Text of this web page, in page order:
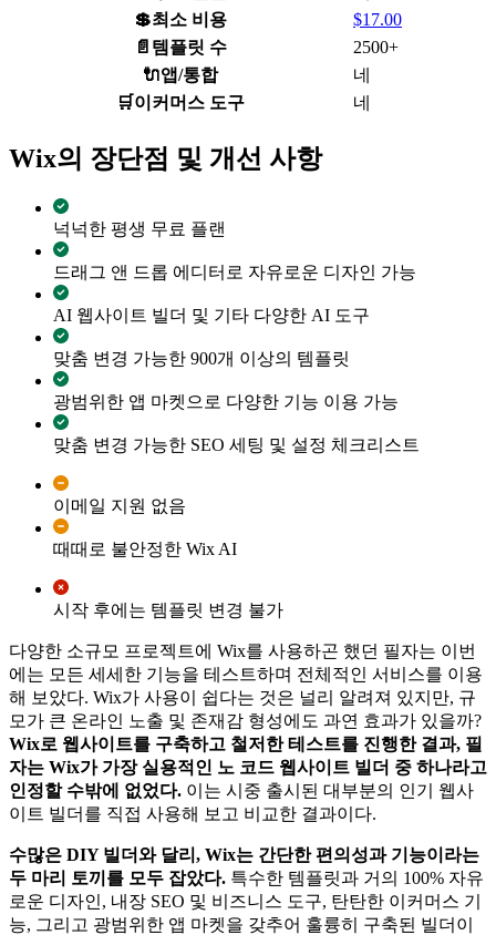
💲최소 비용 $17.00
📄 템플릿 수
2500+
🔌앱/통합
네
🛒이커머스 도구 네
Wix의 장단점 및 개선 사항
넉넉한 평생 무료 플랜
드래그 앤 드롭 에디터로 자유로운 디자인 가능
AI 웹사이트 빌더 및 기타 다양한 AI 도구
맞춤 변경 가능한 900개 이상의 템플릿
광범위한 앱 마켓으로 다양한 기능 이용 가능
맞춤 변경 가능한 SEO 세팅 및 설정 체크리스트
이메일 지원 없음
때때로 불안정한 Wix AI
시작 후에는 템플릿 변경 불가
다양한 소규모 프로젝트에 Wix를 사용하곤 했던 필자는 이번
에는 모든 세세한 기능을 테스트하며 전체적인 서비스를 이용
해 보았다. Wix가 사용이 쉽다는 것은 널리 알려져 있지만, 규
모가 큰 온라인 노출 및 존재감 형성에도 과연 효과가 있을까?
Wix로 웹사이트를 구축하고 철저한 테스트를 진행한 결과, 필
자는 Wix가 가장 실용적인 노 코드 웹사이트 빌더 중 하나라고
인정할 수밖에 없었다. 이는 시중 출시된 대부분의 인기 웹사
이트 빌더를 직접 사용해 보고 비교한 결과이다.
수많은 DIY 빌더와 달리, Wix는 간단한 편의성과 기능이라는
두 마리 토끼를 모두 잡았다. 특수한 템플릿과 거의 100% 자유
로운 디자인, 내장 SEO 및 비즈니스 도구, 탄탄한 이커머스 기
능, 그리고 광범위한 앱 마켓을 갖추어 훌륭히 구축된 빌더이